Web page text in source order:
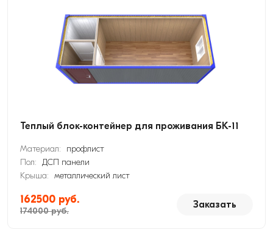
Теплый блок-контейнер для проживания БК-11
Материал:
профлист
Пол: ДСП панели
Крыша: металлический лист
162500 руб.
174000 руб.
Заказать